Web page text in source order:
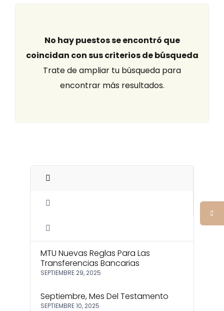
No hay puestos se encontró que
coincidan con sus criterios de búsqueda
Trate de ampliar tu búsqueda para
encontrar más resultados.
MTU Nuevas Reglas Para Las
Transferencias Bancarias
SEPTIEMBRE 29, 2025
Septiembre, Mes Del Testamento
SEPTIEMBRE 10, 2025